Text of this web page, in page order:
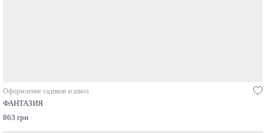
Оформление садиков и школ
ФАНТАЗИЯ
863 грн